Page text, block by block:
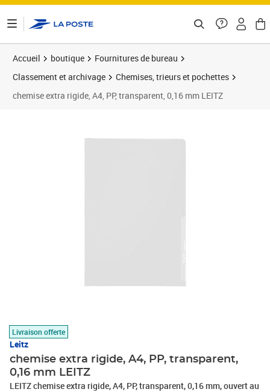
Accueil boutique
Fournitures de bureau
Classement et archivage
Chemises, trieurs et pochettes
chemise extra rigide, A4, PP, transparent, 0,16 mm LEITZ
Livraison offerte
Leitz
chemise extra rigide, A4, PP, transparent,
0,16 mm LEITZ
LEITZ chemise extra rigide, A4, PP, transparent, 0,16 mm, ouvert au